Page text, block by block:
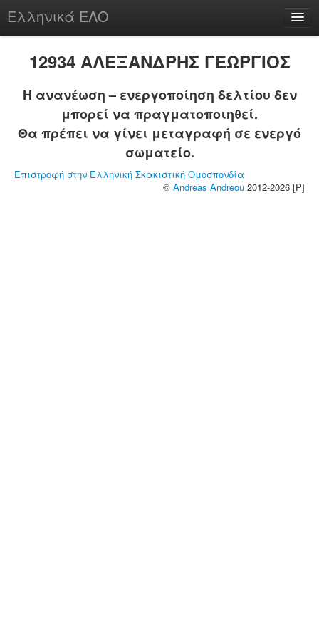
Ελληνικά ΕΛΟ
chesstu.be @ discord
Login
12934 ΑΛΕΞΑΝΔΡΗΣ ΓΕΩΡΓΙΟΣ
Η ανανέωση – ενεργοποίηση δελτίου δεν
μπορεί να πραγματοποιηθεί.
Θα πρέπει να γίνει μεταγραφή σε ενεργό
σωματείο.
Επιστροφή στην Ελληνική Σκακιστική Ομοσπονδία
© Andreas Andreou 2012-2026 [P]